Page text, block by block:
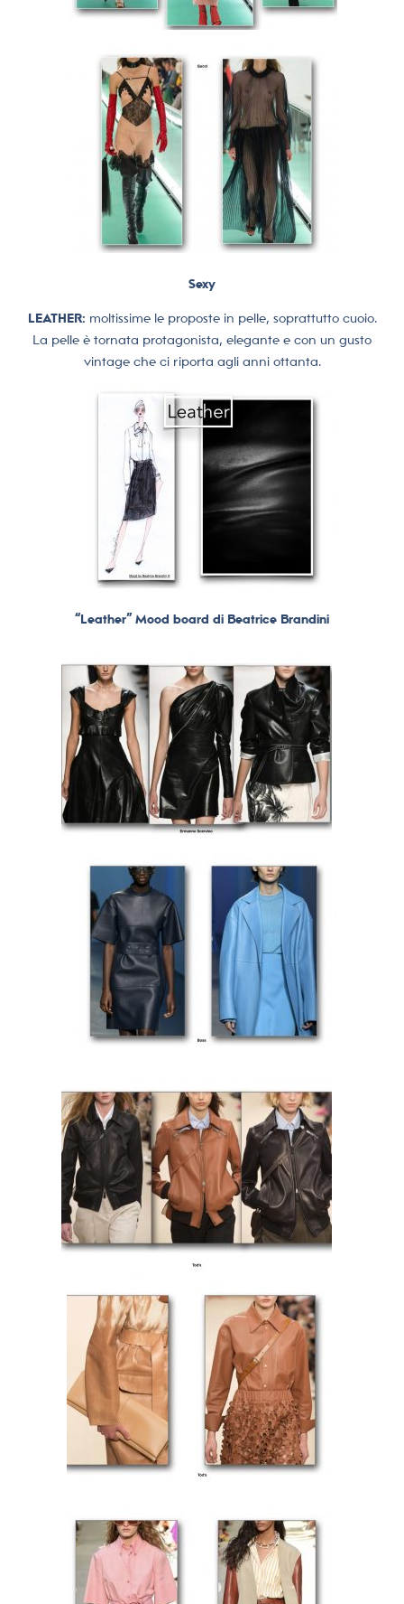
Sexy
LEATHER: moltissime le proposte in pelle, soprattutto cuoio.
La pelle è tornata protagonista, elegante e con un gusto
vintage che ci riporta agli anni ottanta.
“Leather” Mood board di Beatrice Brandini